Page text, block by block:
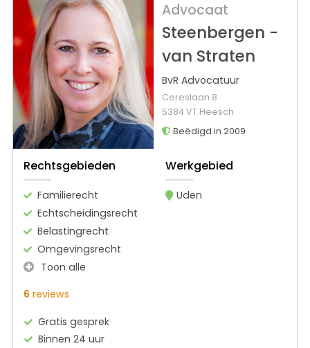
Advocaat
Steenbergen -
van Straten
BvR Advocatuur
Cereslaan 8
5384 VT Heesch
Beëdigd in 2009
Rechtsgebieden
Familierecht
Echtscheidingsrecht
Belastingrecht
Omgevingsrecht
Toon alle
Werkgebied
Uden
6 reviews
Gratis gesprek
Binnen 24 uur